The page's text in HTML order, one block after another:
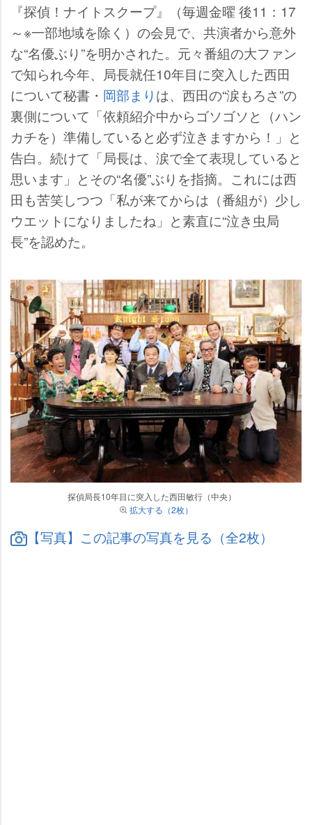
『探偵！ナイトスクープ』（毎週金曜 後11：17
～※一部地域を除く）の会見で、共演者から意外
な“名優ぶり”を明かされた。元々番組の大ファン
で知られ今年、局長就任10年目に突入した西田
について秘書・ 岡部まりは、西田の“涙もろさ”の
裏側について「依頼紹介中からゴソゴソと（ハン
カチを）準備していると必ず泣きますから！」と
告白。続けて「局長は、涙で全て表現していると
思います」とその“名優”ぶりを指摘。これには西
田も苦笑しつつ「私が来てからは（番組が）少し
ウエットになりましたね」と素直に“泣き虫局
長”を認めた。
探偵局長10年目に突入した西田敏行（中央）
拡大する（2枚）
【写真】この記事の写真を見る（全2枚）